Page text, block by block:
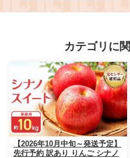
ーズドライ 粉末タイプ 粉末 即席
カテゴリに
【2026年10月中旬～発送予定】
先行予約 訳あり りんご シナノ